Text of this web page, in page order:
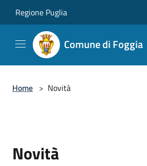
Regione Puglia
Comune di Foggia
Home > Novità
Novità